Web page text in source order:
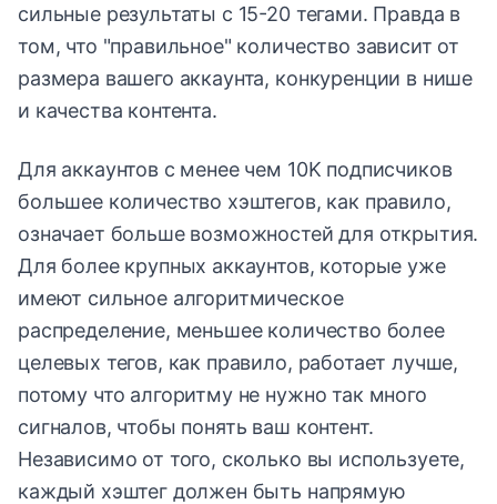
сильные результаты с 15-20 тегами. Правда в
том, что "правильное" количество зависит от
размера вашего аккаунта, конкуренции в нише
и качества контента.
Для аккаунтов с менее чем 10K подписчиков
большее количество хэштегов, как правило,
означает больше возможностей для открытия.
Для более крупных аккаунтов, которые уже
имеют сильное алгоритмическое
распределение, меньшее количество более
целевых тегов, как правило, работает лучше,
потому что алгоритму не нужно так много
сигналов, чтобы понять ваш контент.
Независимо от того, сколько вы используете,
каждый хэштег должен быть напрямую